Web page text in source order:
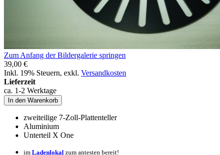
Zum Anfang der Bildergalerie springen
39,00 €
Inkl. 19% Steuern, exkl. Versandkosten
Lieferzeit
ca. 1-2 Werktage
In den Warenkorb
zweiteilige 7-Zoll-Plattenteller
Aluminium
Unterteil X One
im Ladenlokal zum antesten bereit!